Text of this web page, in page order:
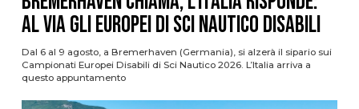
al via gli Europei di Sci Nautico Disabili
Dal 6 al 9 agosto, a Bremerhaven (Germania), si alzerà il sipario sui
Campionati Europei Disabili di Sci Nautico 2026. L’Italia arriva a
questo appuntamento